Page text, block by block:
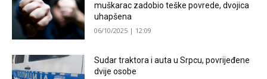
muškarac zadobio teške povrede, dvojica
uhapšena
06/10/2025 | 12:09
Sudar traktora i auta u Srpcu, povrijeđene
dvije osobe